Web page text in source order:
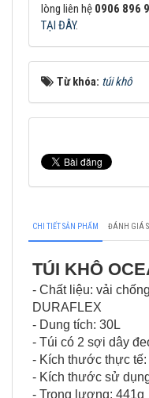
lòng liên hệ 0906 896
TẠI ĐÂY.
Từ khóa: túi khô
CHI TIẾT SẢN PHẨM ĐÁNH GIÁ
TÚI KHÔ
- Chất liệu: vải
DURAFLEX
- Dung tích: 30L
- Túi có 2 sợi dây
- Kích thước thực tế:
- Kích thước sử
- Trọng lượng: 441g